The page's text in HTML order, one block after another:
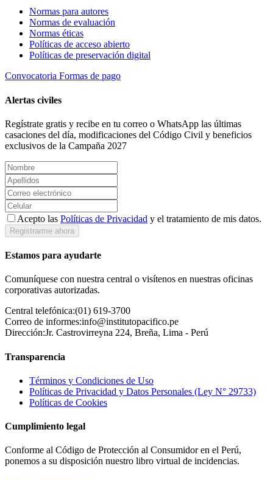
Normas para autores
Normas de evaluación
Normas éticas
Políticas de acceso abierto
Políticas de preservación digital
Convocatoria Formas de pago
Alertas civiles
Regístrate gratis y recibe en tu correo o WhatsApp las últimas
casaciones del día, modificaciones del Código Civil y beneficios
exclusivos de la Campaña 2027
Acepto las Políticas de Privacidad y el tratamiento de mis datos.
Registrarme ahora
Estamos para ayudarte
Comuníquese con nuestra central o visítenos en nuestras oficinas
corporativas autorizadas.
Central telefónica:(01) 619-3700
Correo de informes:info@institutopacifico.pe
Dirección:Jr. Castrovirreyna 224, Breña, Lima - Perú
Transparencia
Términos y Condiciones de Uso
Políticas de Privacidad y Datos Personales (Ley N° 29733)
Políticas de Cookies
Cumplimiento legal
Conforme al Código de Protección al Consumidor en el Perú,
ponemos a su disposición nuestro libro virtual de incidencias.